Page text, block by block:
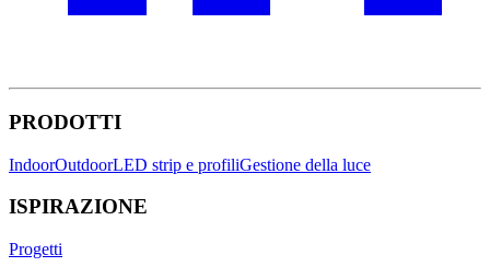
PRODOTTI
IndoorOutdoorLED strip e profiliGestione della luce
ISPIRAZIONE
Progetti